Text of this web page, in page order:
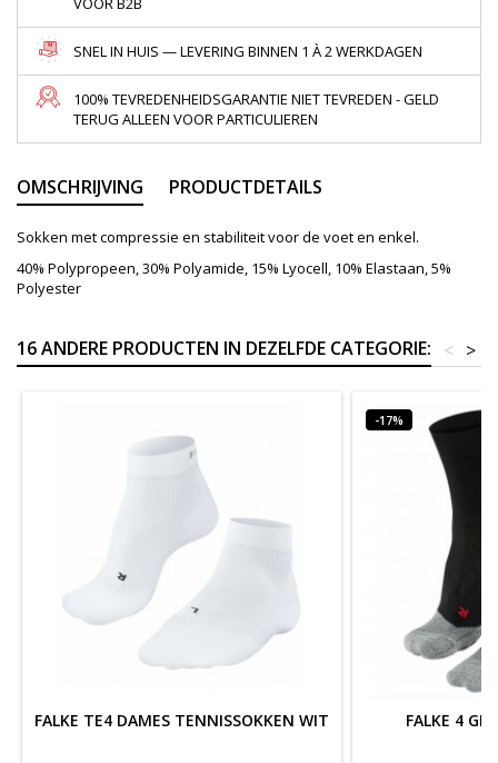
SNEL IN HUIS — LEVERING BINNEN 1 À 2 WERKDAGEN
100% TEVREDENHEIDSGARANTIE NIET TEVREDEN - GELD
TERUG ALLEEN VOOR PARTICULIEREN
OMSCHRIJVING PRODUCTDETAILS
Sokken met compressie en stabiliteit voor de voet en enkel.
40% Polypropeen, 30% Polyamide, 15% Lyocell, 10% Elastaan, 5%
Polyester
16 ANDERE PRODUCTEN IN DEZELFDE CATEGORIE: >
<
FALKE TE4 DAMES TENNISSOKKEN WIT
-17%
FALKE 4